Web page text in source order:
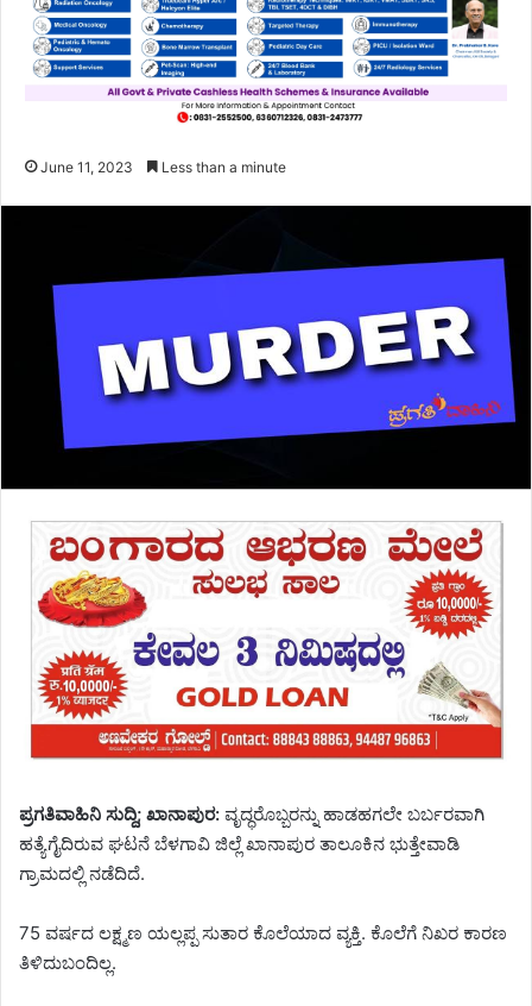
June 11, 2023 Less than a minute
ಪ್ರಗತಿವಾಹಿನಿ ಸುದ್ದಿ; ಖಾನಾಪುರ: ವೃದ್ಧರೊಬ್ಬರನ್ನು ಹಾಡಹಗಲೇ ಬರ್ಬರವಾಗಿ
ಹತ್ಯೆಗೈದಿರುವ ಘಟನೆ ಬೆಳಗಾವಿ ಜಿಲ್ಲೆ ಖಾನಾಪುರ ತಾಲೂಕಿನ ಭುತ್ತೇವಾಡಿ
ಗ್ರಾಮದಲ್ಲಿ ನಡೆದಿದೆ.
75 ವರ್ಷದ ಲಕ್ಷ್ಮಣ ಯಲ್ಲಪ್ಪ ಸುತಾರ ಕೊಲೆಯಾದ ವ್ಯಕ್ತಿ. ಕೊಲೆಗೆ ನಿಖರ ಕಾರಣ
ತಿಳಿದುಬಂದಿಲ್ಲ.